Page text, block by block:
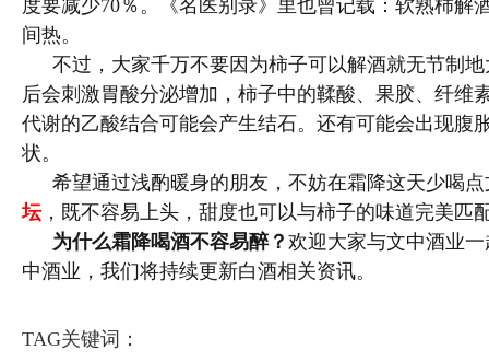
度要减少70％。《名医别录》里也曾记载：软熟柿解
间热。
不过，大家千万不要因为柿子可以解酒就无节制
后会刺激胃酸分泌增加，柿子中的鞣酸、果胶、纤维
代谢的乙酸结合可能会产生结石。还有可能会出现腹
状。
希望通过浅酌暖身的朋友，不妨在霜降这天少喝
坛，既不容易上头，甜度也可以与柿子的味道完美匹
为什么霜降喝酒不容易醉？ 欢迎大家与文中酒业
中酒业，我们将持续更新白酒相关资讯。
TAG关键词：